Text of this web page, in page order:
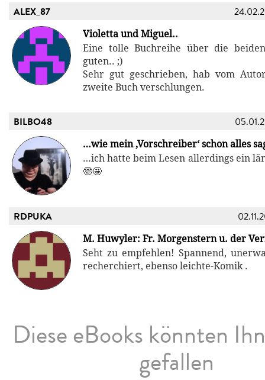
ALEX_87
Violetta und Miguel..
Eine tolle Buchreihe über die
guten.. ;)
Sehr gut geschrieben, hab vom
zweite Buch verschlungen.
BILBO48
…wie mein ‚Vorschreiber‘ schon alles
…ich hatte beim Lesen allerdings ein
🤓🤩
RDPUKA
M. Huwyler: Fr. Morgenstern u. der
Seht zu empfehlen! Spannend,
recherchiert, ebenso leichte-Komik .
Diese eBooks könnten
gefallen